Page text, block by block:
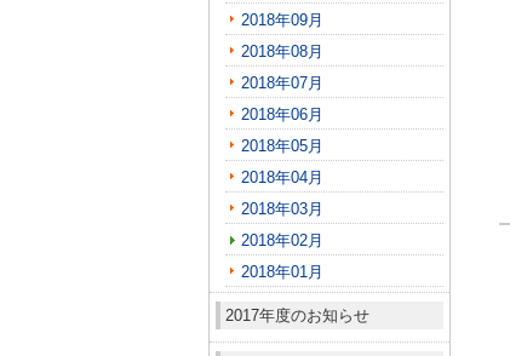
2018年09月
2018年08月
2018年07月
2018年06月
2018年05月
2018年04月
2018年03月
2018年02月
2018年01月
2017年度のお知らせ